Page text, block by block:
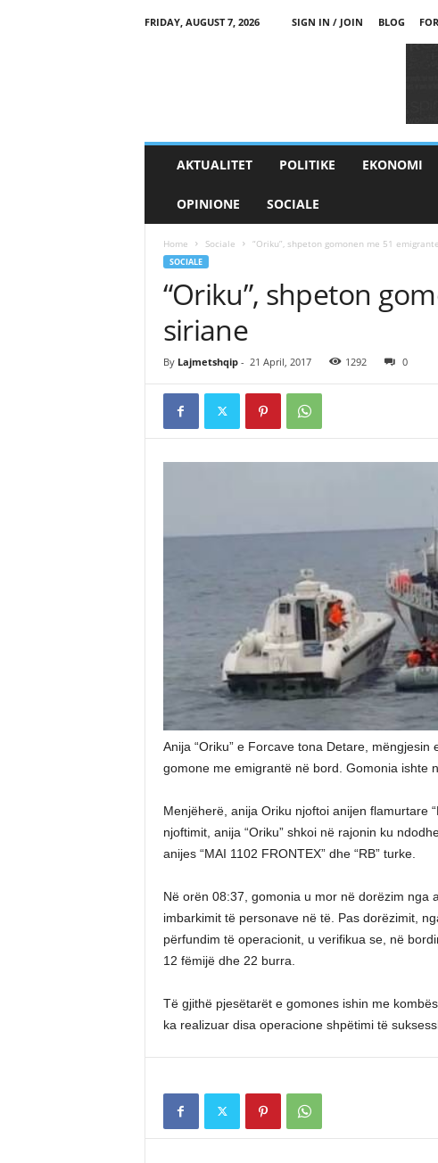
FRIDAY, AUGUST 7, 2026 SIGN IN / JOIN BLOG
AKTUALITET POLITIKE EKONOMI
OPINIONE SOCIALE
Home Sociale “Oriku”, shpeton gomonen me 51
SOCIALE
“Oriku”, shpeton
siriane
By Lajmetshqip- 21 April, 2017 1292 0
Anija “Oriku” e Forcave tona Detare,
gomone me emigrantë në bord. Gomonia ishte
Menjëherë, anija Oriku njoftoi anijen flamurtare
njoftimit, anija “Oriku” shkoi në rajonin ku
anijes “MAI 1102 FRONTEX” dhe “RB” turke.
Në orën 08:37, gomonia u mor në dorëzim nga
imbarkimit të personave në të. Pas dorëzimit,
përfundim të operacionit, u verifikua se, në
12 fëmijë dhe 22 burra.
Të gjithë pjesëtarët e gomones ishin me
ka realizuar disa operacione shpëtimi të